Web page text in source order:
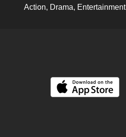
Action
Drama Entertainment